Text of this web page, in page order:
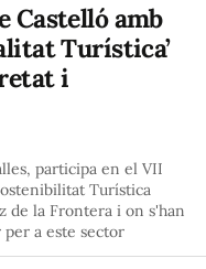
Castelló amb
Turística’
i
participa en el VII
Turística
de la Frontera i on s'han
a este sector